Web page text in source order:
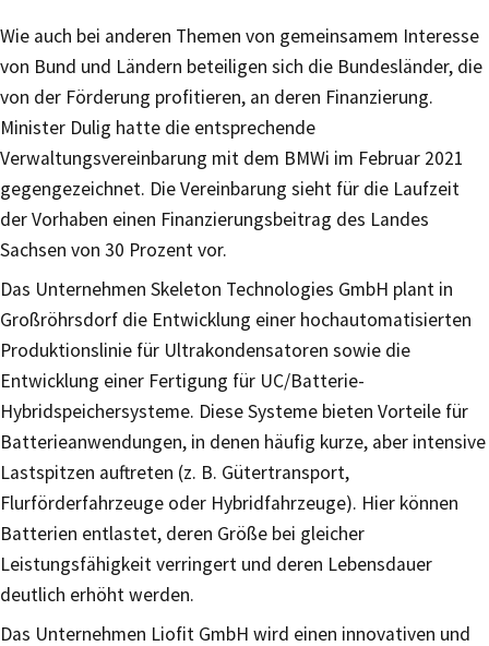
Wie auch bei anderen Themen von gemeinsamem Interesse
von Bund und Ländern beteiligen sich die Bundesländer, die
von der Förderung profitieren, an deren Finanzierung.
Minister Dulig hatte die entsprechende
Verwaltungsvereinbarung mit dem BMWi im Februar 2021
gegengezeichnet. Die Vereinbarung sieht für die Laufzeit
der Vorhaben einen Finanzierungsbeitrag des Landes
Sachsen von 30 Prozent vor.
Das Unternehmen Skeleton Technologies GmbH plant in
Großröhrsdorf die Entwicklung einer hochautomatisierten
Produktionslinie für Ultrakondensatoren sowie die
Entwicklung einer Fertigung für UC/Batterie-
Hybridspeichersysteme. Diese Systeme bieten Vorteile für
Batterieanwendungen, in denen häufig kurze, aber intensive
Lastspitzen auftreten (z. B. Gütertransport,
Flurförderfahrzeuge oder Hybridfahrzeuge). Hier können
Batterien entlastet, deren Größe bei gleicher
Leistungsfähigkeit verringert und deren Lebensdauer
deutlich erhöht werden.
Das Unternehmen Liofit GmbH wird einen innovativen und